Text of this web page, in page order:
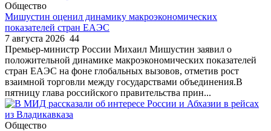
Общество
Мишустин оценил динамику макроэкономических
показателей стран ЕАЭС
7 августа 2026 44
Премьер-министр России Михаил Мишустин заявил о
положительной динамике макроэкономических показателей
стран ЕАЭС на фоне глобальных вызовов, отметив рост
взаимной торговли между государствами объединения.В
пятницу глава российского правительства прин...
Общество